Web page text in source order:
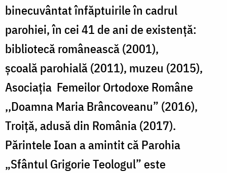
binecuvântat înfăptuirile în cadrul
parohiei, în cei 41 de ani de existență:
bibliotecă românească (2001),
şcoală parohială (2011), muzeu (2015),
Asociaţia Femeilor Ortodoxe Române
,,Doamna Maria Brâncoveanu” (2016),
Troiță, adusă din România (2017).
Părintele Ioan a amintit că Parohia
„Sfântul Grigorie Teologul” este